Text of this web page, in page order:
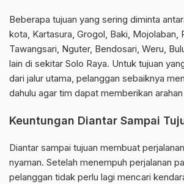
Beberapa tujuan yang sering diminta
kota, Kartasura, Grogol, Baki, Mojolaban,
Tawangsari, Nguter, Bendosari, Weru,
lain di sekitar Solo Raya. Untuk tujuan
dari jalur utama, pelanggan sebaiknya
dahulu agar tim dapat memberikan
Keuntungan Diantar Sampai
Diantar sampai tujuan membuat
nyaman. Setelah menempuh perjalanan
pelanggan tidak perlu lagi mencari